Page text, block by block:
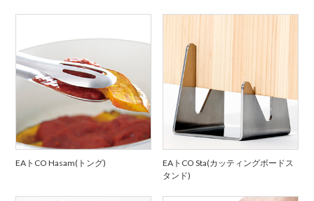
EAトCO Hasam(トング)
EAトCO Sta(カッティングボードス
タンド)